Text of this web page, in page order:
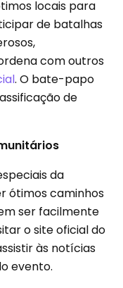
locais para
de batalhas
com outros
. O bate-papo
de
da
ótimos caminhos
ser facilmente
o site oficial do
às notícias
evento.